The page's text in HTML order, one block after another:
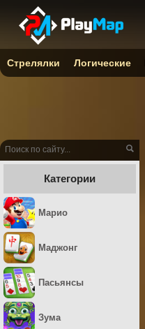
Категории
Марио
Маджонг
Пасьянсы
Зума
Стрелялки Логические